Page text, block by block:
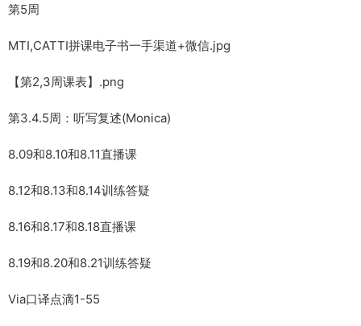
第5周
MTI,CATTI拼课电子书一手渠道+微信.jpg
【第2,3周课表】.png
第3.4.5周：听写复述(Monica)
8.09和8.10和8.11直播课
8.12和8.13和8.14训练答疑
8.16和8.17和8.18直播课
8.19和8.20和8.21训练答疑
Via口译点滴1-55